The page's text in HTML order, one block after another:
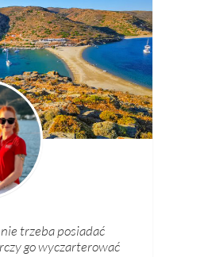
trzeba posiadać
go wyczarterować